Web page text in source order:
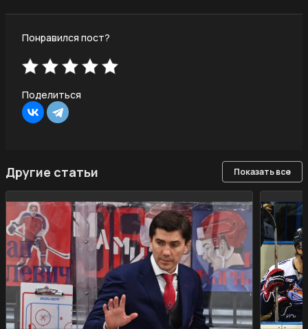
Понравился пост?
Поделиться
Другие статьи Показать все